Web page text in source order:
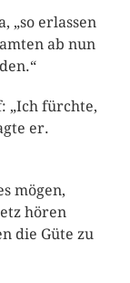
„so erlassen
ab nun
„Ich fürchte,
er.
mögen,
hören
die Güte zu